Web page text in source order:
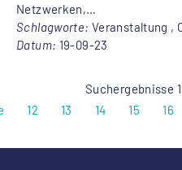
Netzwerken,…
Schlagworte: Veranstaltung ,
Datum: 19-09-23
Suchergebnisse
12 13 14 15 16